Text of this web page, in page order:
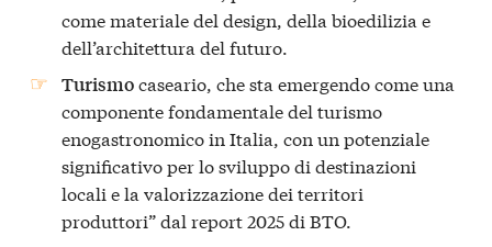
come materiale del design, della bioedilizia e
dell’architettura del futuro.
Turismocaseario, che sta emergendo come una
componente fondamentale del turismo
enogastronomico in Italia, con un potenziale
significativo per lo sviluppo di destinazioni
locali e la valorizzazione dei territori
produttori” dal report 2025 di BTO.